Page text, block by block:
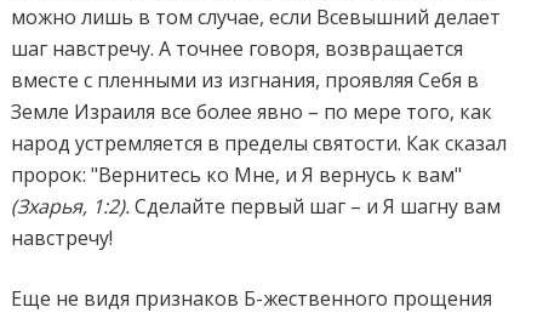
можно лишь в том случае, если Всевышний делает
шаг навстречу. А точнее говоря, возвращается
вместе с пленными из изгнания, проявляя Себя в
Земле Израиля все более явно – по мере того, как
народ устремляется в пределы святости. Как сказал
пророк: "Вернитесь ко Мне, и Я вернусь к вам"
(Зхарья, 1:2).Сделайте первый шаг – и Я шагну вам
навстречу!
Еще не видя признаков Б-жественного прощения